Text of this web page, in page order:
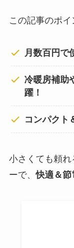
この記事のポイ
月数百円で
冷暖房補助
躍！
コンパクト
小さくても頼れ
ーで、快適＆節